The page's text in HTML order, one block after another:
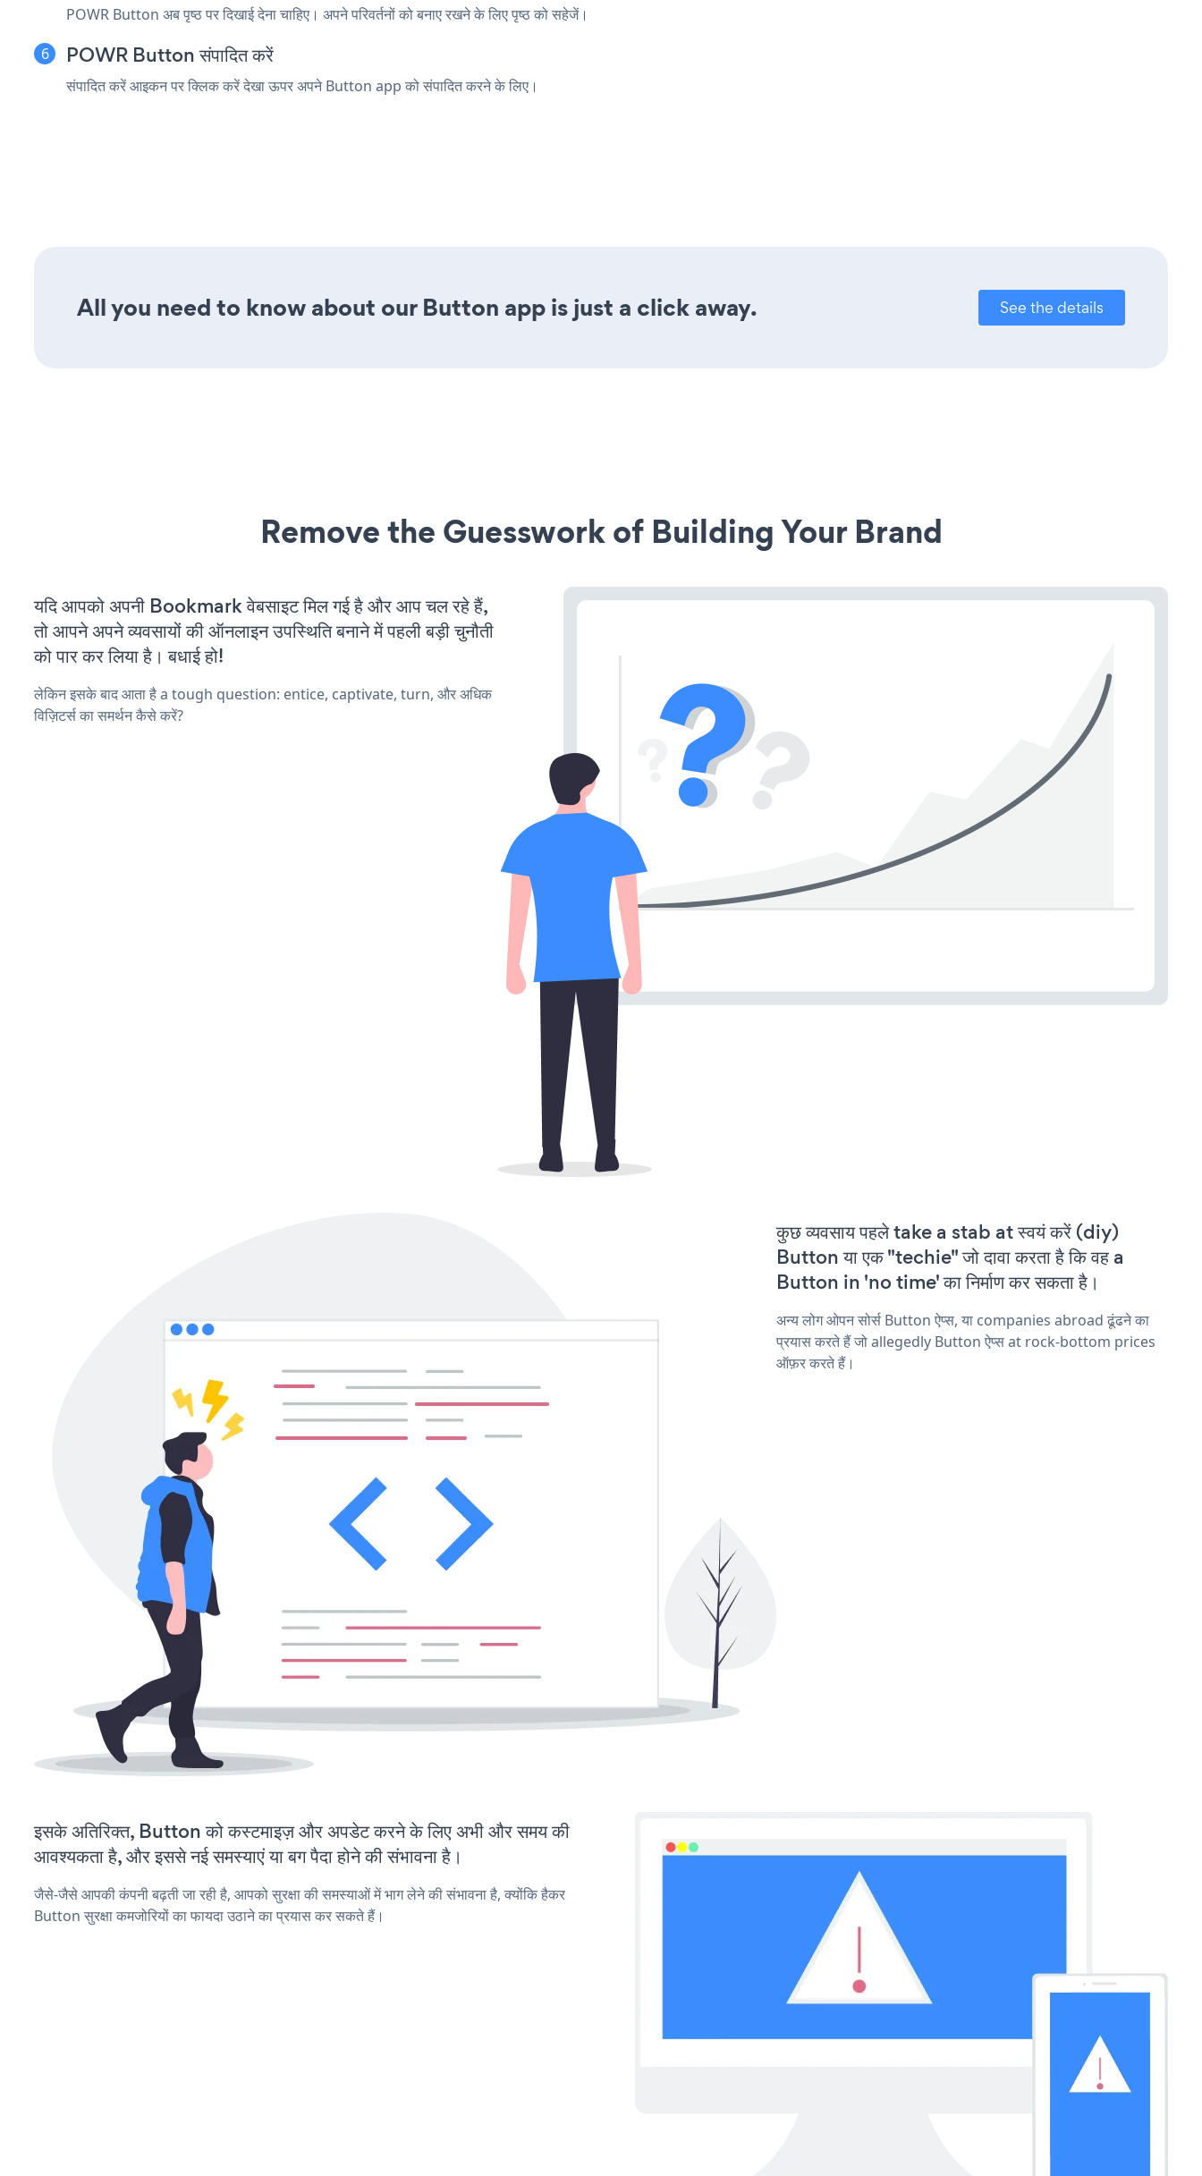
POWR Button अब पृष्ठ पर दिखाई देना चाहिए। अपने परिवर्तनों को बनाए रखने के लिए पृष्ठ को सहेजें।
POWR Button संपादित करें
संपादित करें आइकन पर क्लिक करेंदेखा ऊपर अपने Button app को संपादित करने के लिए।
All you need to know about our Button app is just a click away. See the details
Remove the Guesswork of Building Your Brand
यदि आपको अपनी Bookmark वेबसाइट मिल गई है और आप चल रहे हैं,
तो आपने अपने व्यवसायों की ऑनलाइन उपस्थिति बनाने में पहली बड़ी चुनौती
को पार कर लिया है। बधाई हो!
लेकिन इसके बाद आता है a tough question: entice, captivate, turn, और अधिक
विज़िटर्स का समर्थन कैसे करें?
कुछ व्यवसाय पहले take a stab at स्वयं करें (diy)
Button या एक "techie" जो दावा करता है कि वह a
Button in 'no time' का निर्माण कर सकता है।
अन्य लोग ओपन सोर्स Button ऐप्स, या companies abroad ढूंढने का
प्रयास करते हैं जो allegedly Button ऐप्स at rock-bottom prices
ऑफ़र करते हैं।
इसके अतिरिक्त, Button को कस्टमाइज़ और अपडेट करने के लिए अभी और समय की
आवश्यकता है, और इससे नई समस्याएं या बग पैदा होने की संभावना है।
जैसे-जैसे आपकी कंपनी बढ़ती जा रही है, आपको सुरक्षा की समस्याओं में भाग लेने की संभावना है, क्योंकि हैकर
Button सुरक्षा कमजोरियों का फायदा उठाने का प्रयास कर सकते हैं।